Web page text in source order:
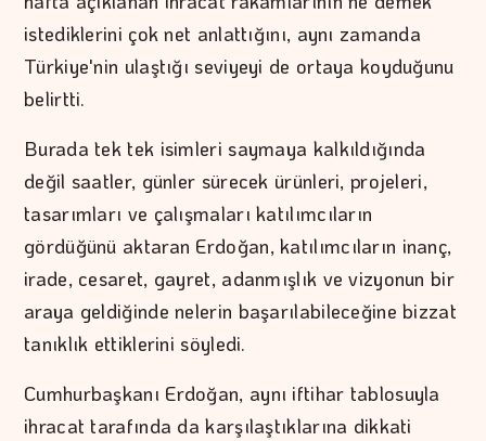
istediklerini çok net anlattığını, aynı zamanda
Türkiye'nin ulaştığı seviyeyi de ortaya koyduğunu
belirtti.
Burada tek tek isimleri saymaya kalkıldığında
değil saatler, günler sürecek ürünleri, projeleri,
tasarımları ve çalışmaları katılımcıların
gördüğünü aktaran Erdoğan, katılımcıların inanç,
irade, cesaret, gayret, adanmışlık ve vizyonun bir
araya geldiğinde nelerin başarılabileceğine bizzat
tanıklık ettiklerini söyledi.
Cumhurbaşkanı Erdoğan, aynı iftihar tablosuyla
ihracat tarafında da karşılaştıklarına dikkati